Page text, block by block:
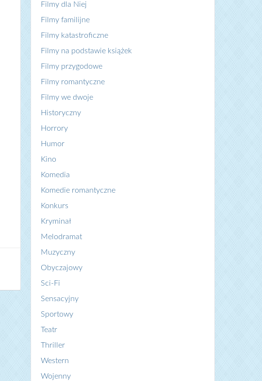
Filmy dla Niej
Filmy familijne
Filmy katastroficzne
Filmy na podstawie książek
Filmy przygodowe
Filmy romantyczne
Filmy we dwoje
Historyczny
Horrory
Humor
Kino
Komedia
Komedie romantyczne
Konkurs
Kryminał
Melodramat
Muzyczny
Obyczajowy
Sci-Fi
Sensacyjny
Sportowy
Teatr
Thriller
Western
Wojenny